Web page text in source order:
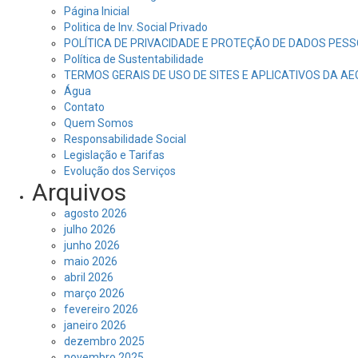
Página Inicial
Politica de Inv. Social Privado
POLÍTICA DE PRIVACIDADE E PROTEÇÃO DE DADOS
Política de Sustentabilidade
TERMOS GERAIS DE USO DE SITES E APLICATIVOS DA
Água
Contato
Quem Somos
Responsabilidade Social
Legislação e Tarifas
Evolução dos Serviços
Arquivos
agosto 2026
julho 2026
junho 2026
maio 2026
abril 2026
março 2026
fevereiro 2026
janeiro 2026
dezembro 2025